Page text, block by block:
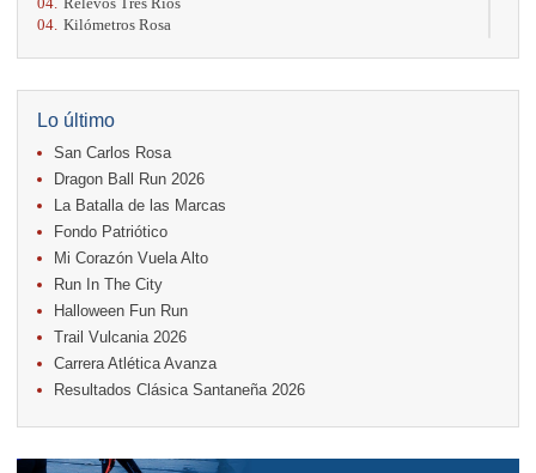
04. Kilómetros Rosa
18. Casa Turire Trail Run
18.
Warriors Run Circuit
18. Samsung Jacó Beach Half Marathon 2026
25. KRun by Under Armour
25. Run Alajuela
31.
Halloween Fun Run
Noviembre
08. Lindora Run
15. Entre Pan y Rosas
Diciembre
Trail Vulcania 2026
12. Media Maratón Puntarenas 2026
Lo último
San Carlos Rosa
Dragon Ball Run 2026
La Batalla de las Marcas
Fondo Patriótico
Mi Corazón Vuela Alto
Run In The City
Halloween Fun Run
Trail Vulcania 2026
Carrera Atlética Avanza
Resultados Clásica Santaneña 2026